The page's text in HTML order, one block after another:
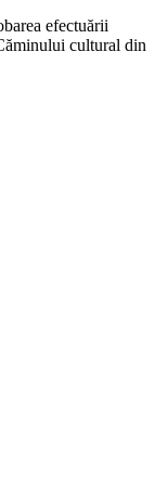
efectuării
cultural din